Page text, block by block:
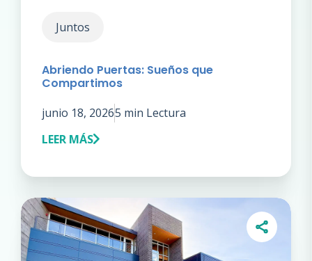
Juntos
Abriendo Puertas: Sueños que
Compartimos
junio 18, 20265 min Lectura
LEER MÁS